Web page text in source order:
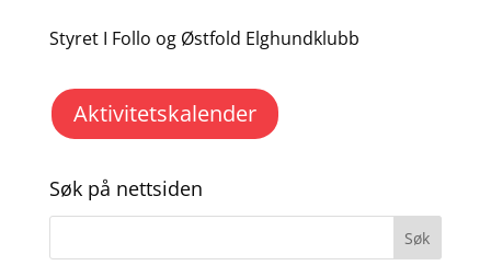
Styret I Follo og Østfold Elghundklubb
Aktivitetskalender
Søk på nettsiden